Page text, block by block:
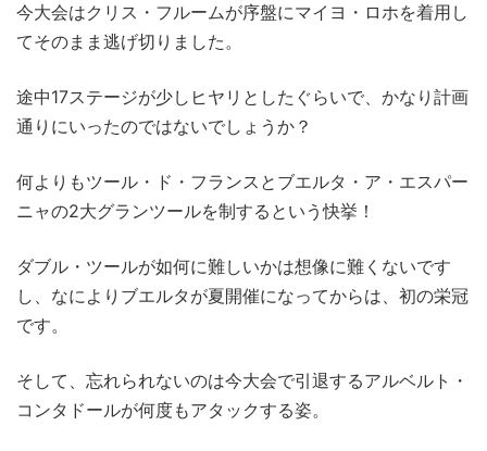
今大会はクリス・フルームが序盤にマイヨ・ロホを着用し
てそのまま逃げ切りました。
途中17ステージが少しヒヤリとしたぐらいで、かなり計画
通りにいったのではないでしょうか？
何よりもツール・ド・フランスとブエルタ・ア・エスパー
ニャの2大グランツールを制するという快挙！
ダブル・ツールが如何に難しいかは想像に難くないです
し、なによりブエルタが夏開催になってからは、初の栄冠
です。
そして、忘れられないのは今大会で引退するアルベルト・
コンタドールが何度もアタックする姿。